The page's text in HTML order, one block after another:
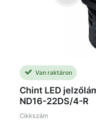
Van raktáron
Chint LED
ND16-22DS/4-R
Cikkszám